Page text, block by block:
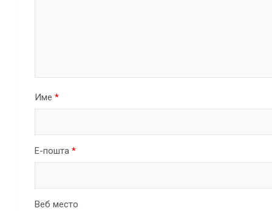
Име *
Е-пошта *
Веб место